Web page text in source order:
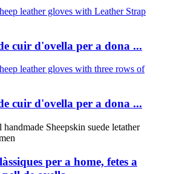
cuir d'ovella per a dona ...
cuir d'ovella per a dona ...
per a home, fetes a